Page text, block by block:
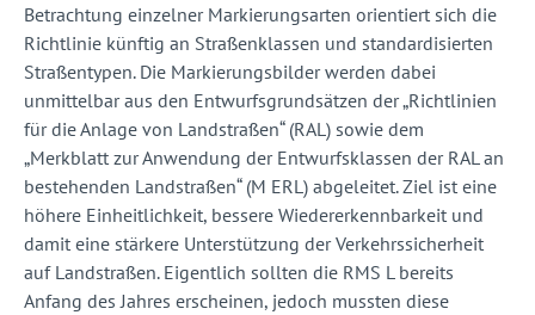
Betrachtung einzelner Markierungsarten orientiert sich die
Richtlinie künftig an Straßenklassen und standardisierten
Straßentypen. Die Markierungsbilder werden dabei
unmittelbar aus den Entwurfsgrundsätzen der „Richtlinien
für die Anlage von Landstraßen“ (RAL) sowie dem
„Merkblatt zur Anwendung der Entwurfsklassen der RAL an
bestehenden Landstraßen“ (M ERL) abgeleitet. Ziel ist eine
höhere Einheitlichkeit, bessere Wiedererkennbarkeit und
damit eine stärkere Unterstützung der Verkehrssicherheit
auf Landstraßen. Eigentlich sollten die RMS L bereits
Anfang des Jahres erscheinen, jedoch mussten diese